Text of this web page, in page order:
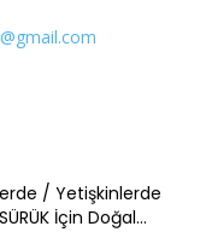
/ Yetişkinlerde
İçin Doğal...